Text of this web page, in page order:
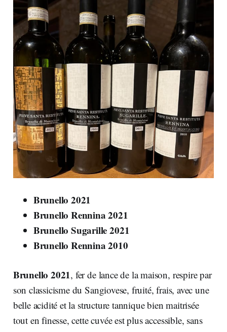
Brunello 2021
Brunello Rennina 2021
Brunello Sugarille 2021
Brunello Rennina 2010
Brunello 2021, fer de lance de la maison, respire par
son classicisme du Sangiovese, fruité, frais, avec une
belle acidité et la structure tannique bien maitrisée
tout en finesse, cette cuvée est plus accessible, sans